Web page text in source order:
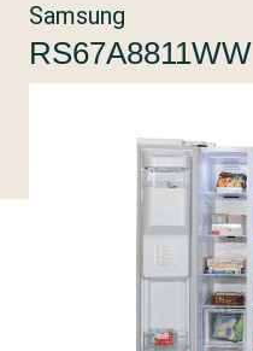
Samsung
RS67A8811WW